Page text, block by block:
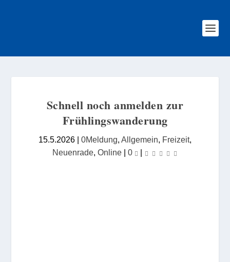
Schnell noch anmelden zur
Frühlingswanderung
15.5.2026 | 0Meldung, Allgemein, Freizeit,
Neuenrade, Online| 0 |